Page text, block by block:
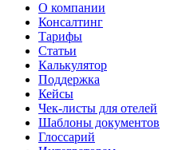
О компании
Консалтинг
Тарифы
Статьи
Калькулятор
Поддержка
Кейсы
Чек-листы для отелей
Шаблоны документов
Глоссарий